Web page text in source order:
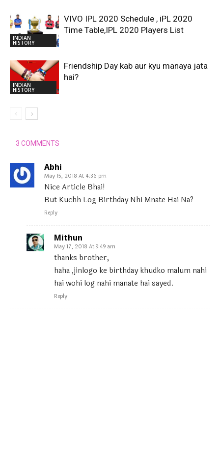
INDIAN
HISTORY
VIVO IPL 2020 Schedule , iPL 2020
Time Table,IPL 2020 Players List
INDIAN
HISTORY
Friendship Day kab aur kyu manaya jata
hai?
3 COMMENTS
Abhi
May 15, 2018 At 4:36 pm
Nice Article Bhai!
But Kuchh Log Birthday Nhi Mnate Hai Na?
Reply
Mithun
May 17, 2018 At 9:49 am
thanks brother,
haha ,jinlogo ke birthday khudko malum nahi
hai wohi log nahi manate hai sayed.
Reply